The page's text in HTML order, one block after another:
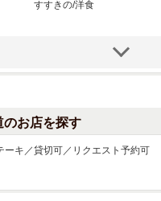
すすきの/洋食
のお店を探す
ーキ／貸切可／リクエスト予約可